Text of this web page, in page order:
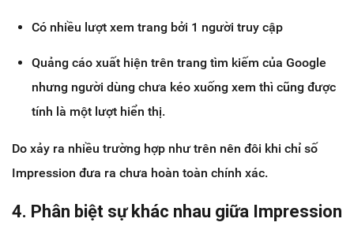
Có nhiều lượt xem trang bởi 1 người truy cập
Quảng cáo xuất hiện trên trang tìm kiếm của Google
nhưng người dùng chưa kéo xuống xem thì cũng được
tính là một lượt hiển thị.
Do xảy ra nhiều trường hợp như trên nên đôi khi chỉ số
Impression đưa ra chưa hoàn toàn chính xác.
4. Phân biệt sự khác nhau giữa Impression